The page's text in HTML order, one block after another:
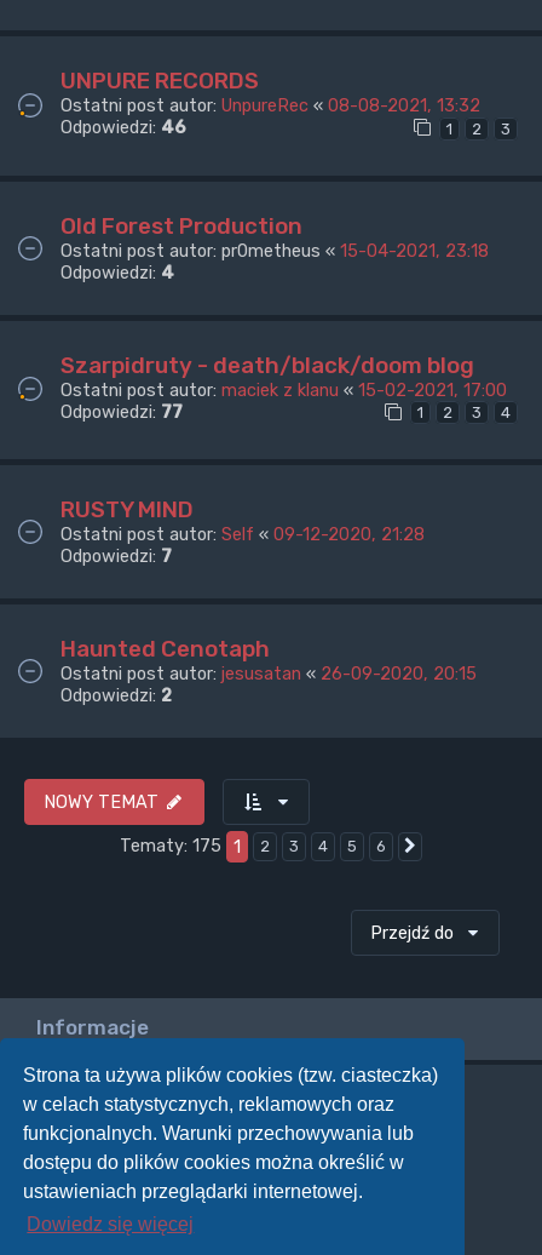
Strona ta używa plików cookies (tzw. ciasteczka)
w celach statystycznych, reklamowych oraz
funkcjonalnych. Warunki przechowywania lub
dostępu do plików cookies można określić w
ustawieniach przeglądarki internetowej.
Dowiedz się więcej
UNPURE RECORDS
Ostatni post autor: UnpureRec « 08-08-2021, 13:32
Odpowiedzi: 46 1 2 3
Old Forest Production
Ostatni post autor: pr0metheus « 15-04-2021, 23:18
Odpowiedzi: 4
Szarpidruty - death/black/doom blog
Ostatni post autor: maciek z klanu « 15-02-2021, 17:00
Odpowiedzi: 77 1 2 3 4
RUSTY MIND
Ostatni post autor: Self « 09-12-2020, 21:28
Odpowiedzi: 7
Haunted Cenotaph
Ostatni post autor: jesusatan « 26-09-2020, 20:15
Odpowiedzi: 2
NOWY TEMAT
Tematy: 175
1 2 3 4 5 6
Przejdź do
Informacje
Twoje uprawnienia na tym forum
Nie możesztworzyć nowych tematów
Nie możeszodpowiadać w tematach
Nie możesz zmieniać swoich postów
Nie możesz
usuwać swoich postów
Nie możeszdodawać załączników